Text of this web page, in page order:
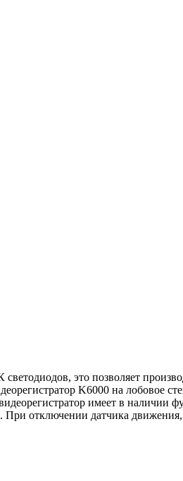
это позволяет
K6000 на лобовое
имеет в наличии
отключении датчика движения,